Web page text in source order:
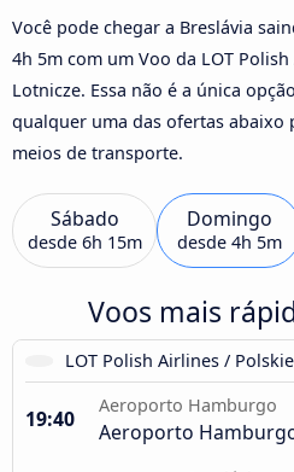
Você pode chegar a Breslávia
4h 5m com um Voo da LOT
Lotnicze. Essa não é a única
qualquer uma das ofertas abaixo
meios de transporte.
Sábado
desde 6h 15m
Domingo
desde 4h 5m
Voos mais
LOT Polish Airlines /
19:40
Aeroporto Hamburgo
Aeroporto